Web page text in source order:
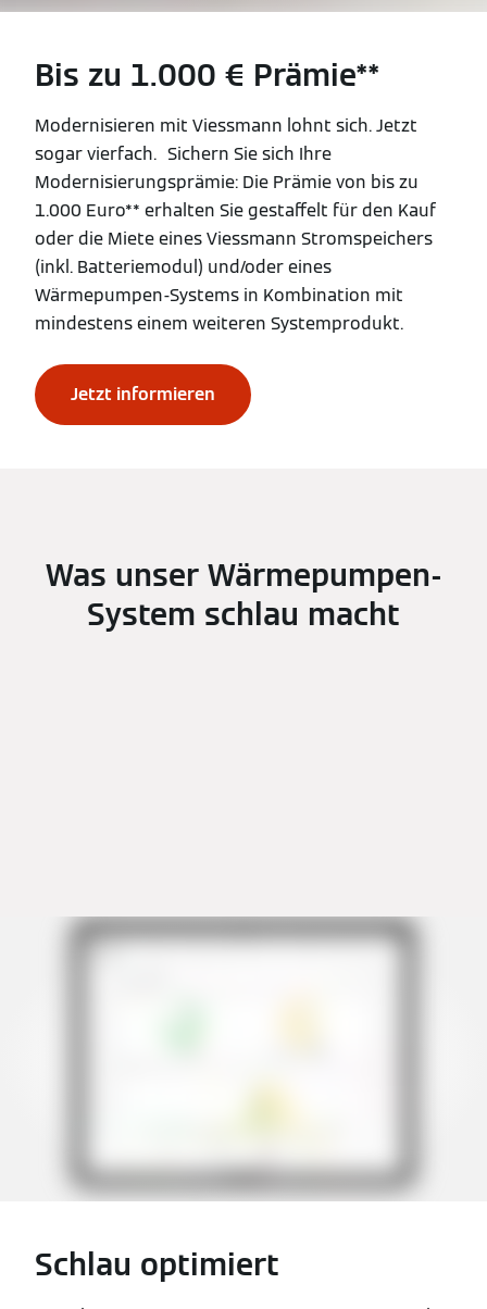
Bis zu 1.000 € Prämie**
Modernisieren mit Viessmann lohnt sich. Jetzt
sogar vierfach. Sichern Sie sich Ihre
Modernisierungsprämie: Die Prämie von bis zu
1.000 Euro** erhalten Sie gestaffelt für den Kauf
oder die Miete eines Viessmann Stromspeichers
(inkl. Batteriemodul) und/oder eines
Wärmepumpen-Systems in Kombination mit
mindestens einem weiteren Systemprodukt.
Jetzt informieren
Was unser Wärmepumpen-
System schlau macht
Schlau optimiert